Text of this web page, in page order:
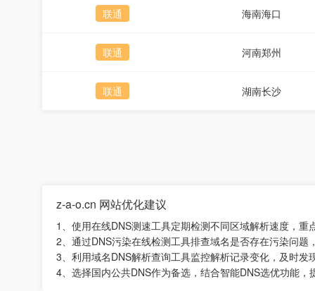
联通 海南海口
联通 河南郑州
联通 湖南长沙
z-a-o.cn 网站优化建议
1、使用在线DNS测速工具定期检测不同区域解析速度，
2、通过DNS污染在线检测工具排查域名是否存在污染问题
3、利用域名DNS解析查询工具监控解析记录变化，及时发
4、选择国内公共DNS作为备选，结合智能DNS选优功能